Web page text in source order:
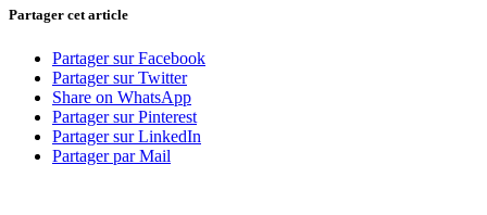
Partager cet article
Partager sur Facebook
Partager sur Twitter
Share on WhatsApp
Partager sur Pinterest
Partager sur LinkedIn
Partager par Mail